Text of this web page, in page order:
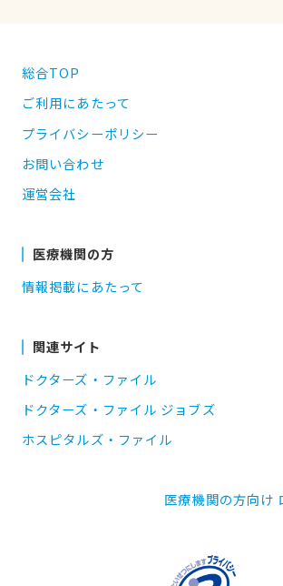
総合TOP
ご利用にあたって
プライバシーポリシー
お問い合わせ
運営会社
医療機関の方
情報掲載にあたって
関連サイト
ドクターズ・ファイル
ドクターズ・ファイル ジョブズ
ホスピタルズ・ファイル
医療機関の方向け